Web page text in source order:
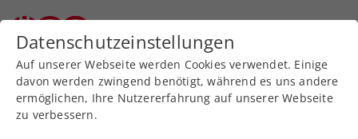
Zurück zur Newsübersicht
Turniere
Datenschutzeinstellungen
Auf unserer Webseite werden Cookies verwendet. Einige
davon werden zwingend benötigt, während es uns andere
ermöglichen, Ihre Nutzererfahrung auf unserer Webseite
zu verbessern.